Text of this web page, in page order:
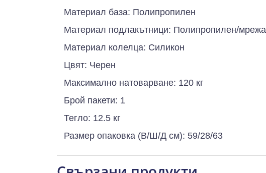
Материал база: Полипропилен
Материал подлакътници: Полипропилен/мрежа
Материал колелца: Силикон
Цвят: Черен
Максимално натоварване: 120 кг
Брой пакети: 1
Тегло: 12.5 кг
Размер опаковка (В/Ш/Д см): 59/28/63